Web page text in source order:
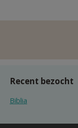
Recent bezocht
Biblia